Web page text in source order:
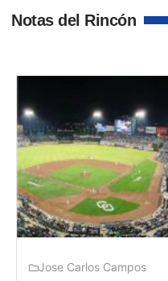
Notas del Rincón
Jose Carlos Campos